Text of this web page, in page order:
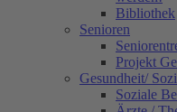
Bibliothek
Senioren
Projekt
Gesundheit/
Soziale